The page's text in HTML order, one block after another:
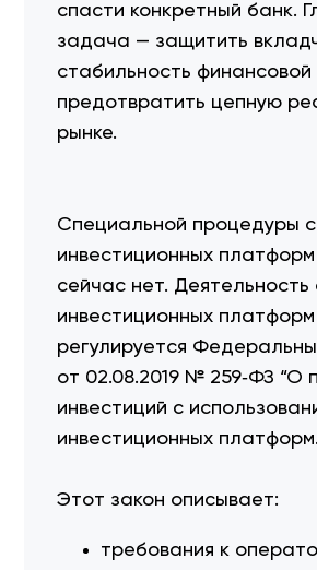
спасти конкретный банк.
задача — защитить
стабильность
предотвратить цепную
рынке.
Специальной процедуры
инвестиционных платформ
сейчас нет.
инвестиционных платформ
регулируется
от 02.08.2019 № 259‑ФЗ “О
инвестиций с
инвестиционных
Этот закон описывает:
требования к